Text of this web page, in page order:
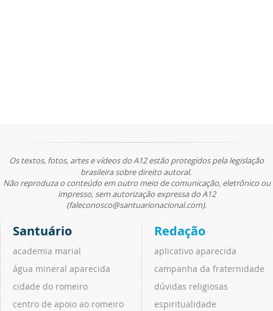
Os textos, fotos, artes e vídeos do A12 estão protegidos pela legislação
brasileira sobre direito autoral.
Não reproduza o conteúdo em outro meio de comunicação, eletrônico ou
impresso, sem autorização expressa do A12
(faleconosco@santuarionacional.com).
Santuário
academia marial
água mineral aparecida
cidade do romeiro
centro de apoio ao romeiro
Redação
aplicativo aparecida
campanha da fraternidade
dúvidas religiosas
espiritualidade